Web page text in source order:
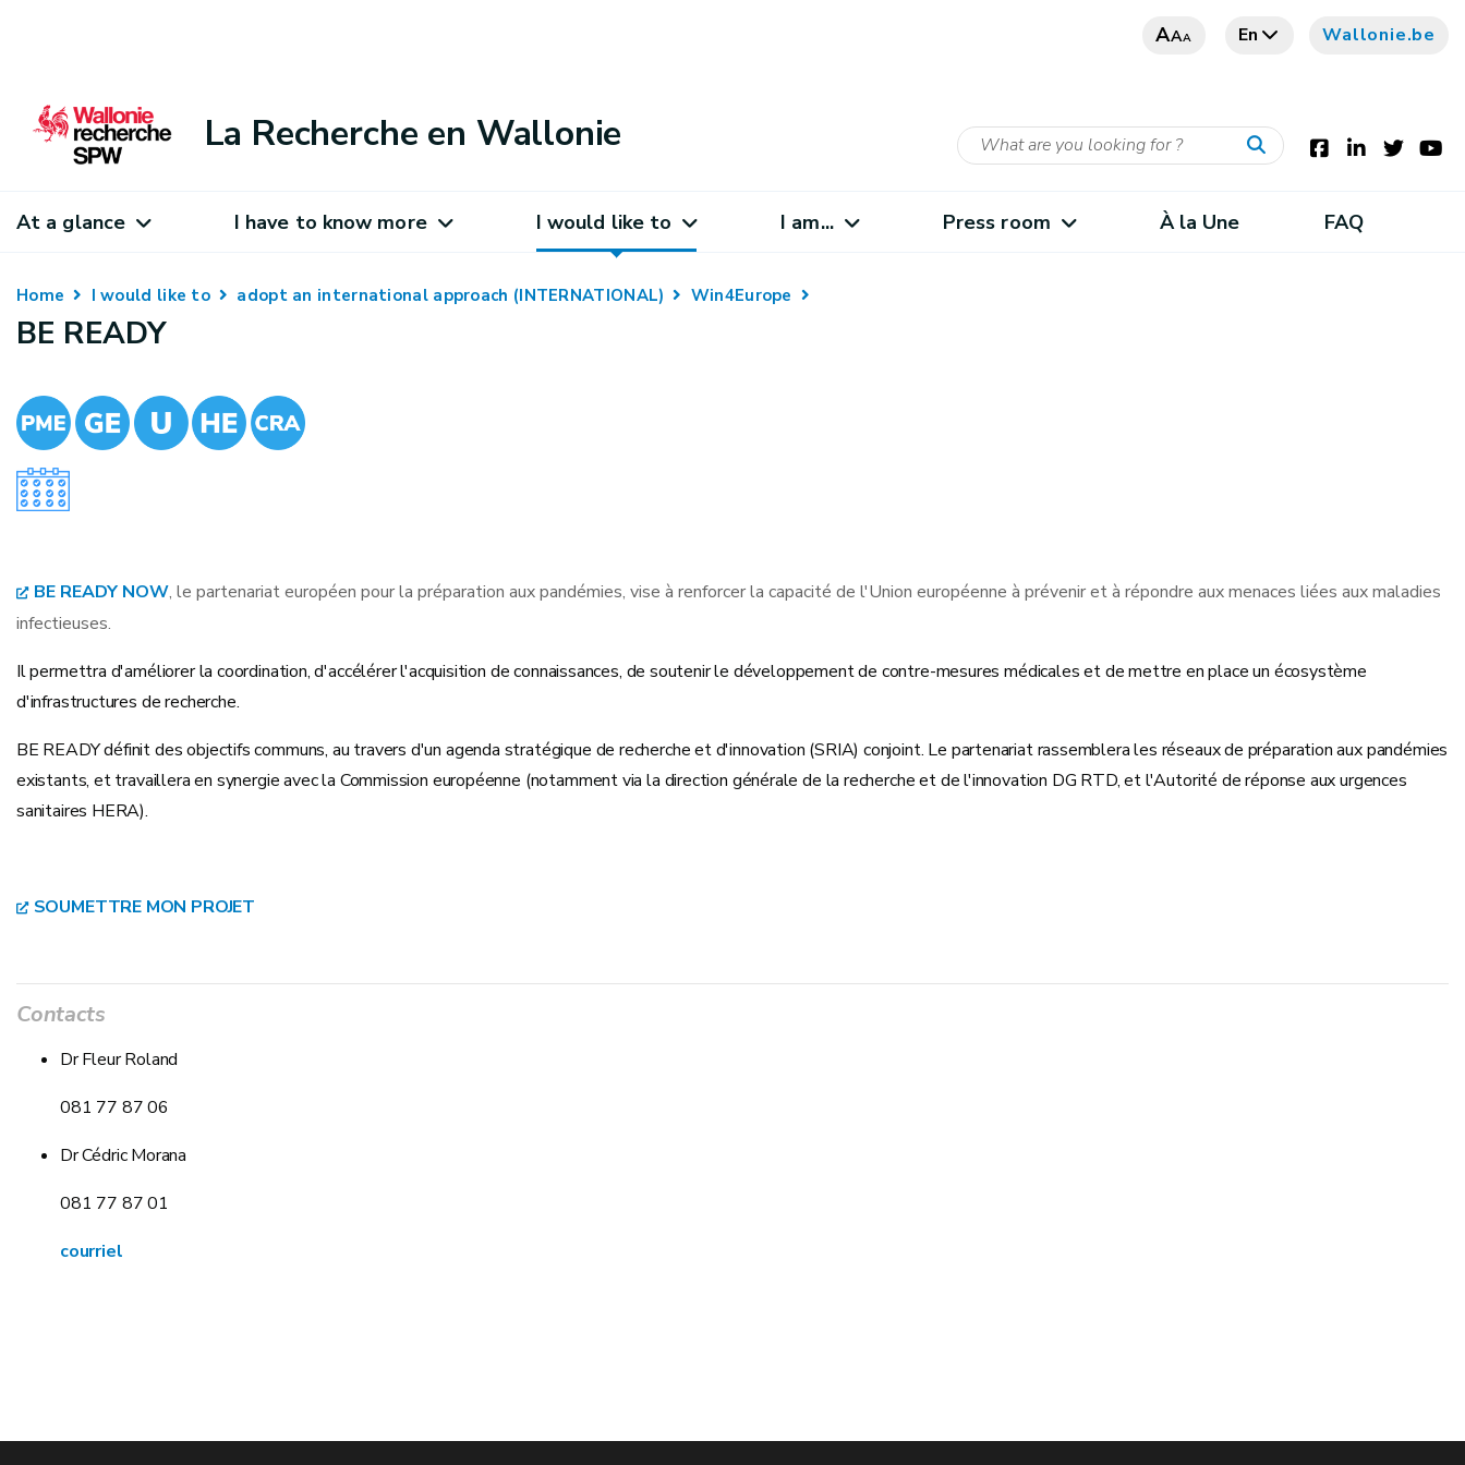
AAA En Wallonie.be
La Recherche en Wallonie
At a glance I have to know more I would like to I am... Press room À la Une FAQ
Home I would like to adopt an international approach (INTERNATIONAL) Win4Europe
BE READY
BE READY NOW, le partenariat européen pour la préparation aux pandémies, vise à renforcer la capacité de l'Union européenne à prévenir et à répondre aux menaces liées aux maladies
infectieuses.
Il permettra d'améliorer la coordination, d'accélérer l'acquisition de connaissances, de soutenir le développement de contre-mesures médicales et de mettre en place un écosystème
d'infrastructures de recherche.
BE READY définit des objectifs communs, au travers d'un agenda stratégique de recherche et d'innovation (SRIA) conjoint. Le partenariat rassemblera les réseaux de préparation aux pandémies
existants, et travaillera en synergie avec la Commission européenne (notamment via la direction générale de la recherche et de l'innovation DG RTD, et l'Autorité de réponse aux urgences
sanitaires HERA).
SOUMETTRE MON PROJET
Contacts
Dr Fleur Roland
081 77 87 06
Dr Cédric Morana
081 77 87 01
courriel